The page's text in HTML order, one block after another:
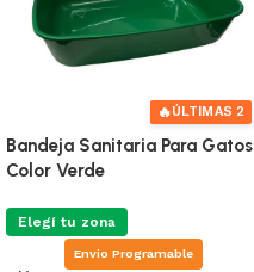
🔥ÚLTIMAS 2
Bandeja Sanitaria Para Gatos
Color Verde
Elegí tu zona
Envio Programable